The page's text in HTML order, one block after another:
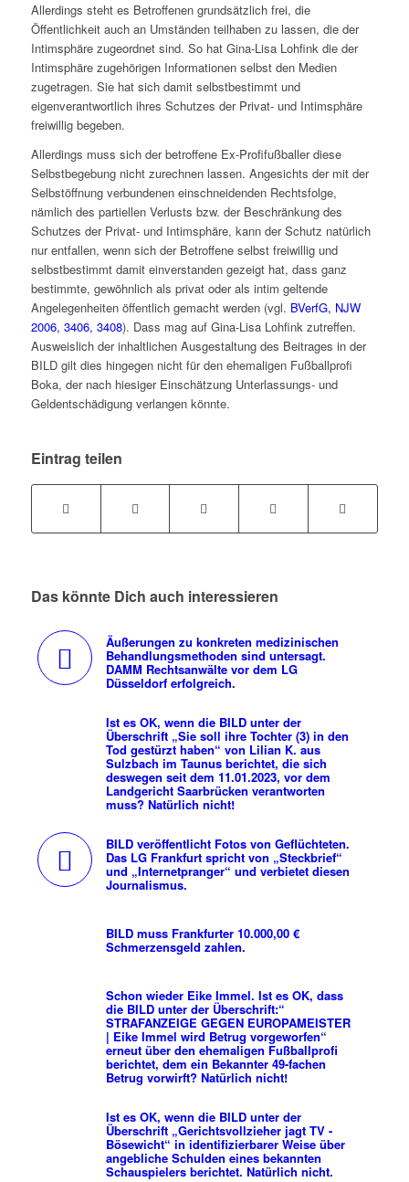
Allerdings steht es Betroffenen grundsätzlich frei, die
Öffentlichkeit auch an Umständen teilhaben zu lassen, die der
Intimsphäre zugeordnet sind. So hat Gina-Lisa Lohfink die der
Intimsphäre zugehörigen Informationen selbst den Medien
zugetragen. Sie hat sich damit selbstbestimmt und
eigenverantwortlich ihres Schutzes der Privat- und Intimsphäre
freiwillig begeben.
Allerdings muss sich der betroffene Ex-Profifußballer diese
Selbstbegebung nicht zurechnen lassen. Angesichts der mit der
Selbstöffnung verbundenen einschneidenden Rechtsfolge,
nämlich des partiellen Verlusts bzw. der Beschränkung des
Schutzes der Privat- und Intimsphäre, kann der Schutz natürlich
nur entfallen, wenn sich der Betroffene selbst freiwillig und
selbstbestimmt damit einverstanden gezeigt hat, dass ganz
bestimmte, gewöhnlich als privat oder als intim geltende
Angelegenheiten öffentlich gemacht werden (vgl. BVerfG, NJW
2006, 3406, 3408). Dass mag auf Gina-Lisa Lohfink zutreffen.
Ausweislich der inhaltlichen Ausgestaltung des Beitrages in der
BILD gilt dies hingegen nicht für den ehemaligen Fußballprofi
Boka, der nach hiesiger Einschätzung Unterlassungs- und
Geldentschädigung verlangen könnte.
Eintrag teilen
Das könnte Dich auch interessieren
Äußerungen zu konkreten medizinischen
Behandlungsmethoden sind untersagt.
DAMM Rechtsanwälte vor dem LG
Düsseldorf erfolgreich.
Ist es OK, wenn die BILD unter der
Überschrift „Sie soll ihre Tochter (3) in den
Tod gestürzt haben“ von Lilian K. aus
Sulzbach im Taunus berichtet, die sich
deswegen seit dem 11.01.2023, vor dem
Landgericht Saarbrücken verantworten
muss? Natürlich nicht!
BILD veröffentlicht Fotos von Geflüchteten.
Das LG Frankfurt spricht von „Steckbrief“
und „Internetpranger“ und verbietet diesen
Journalismus.
BILD muss Frankfurter 10.000,00 €
Schmerzensgeld zahlen.
Schon wieder Eike Immel. Ist es OK, dass
die BILD unter der Überschrift:“
STRAFANZEIGE GEGEN EUROPAMEISTER
| Eike Immel wird Betrug vorgeworfen“
erneut über den ehemaligen Fußballprofi
berichtet, dem ein Bekannter 49-fachen
Betrug vorwirft? Natürlich nicht!
Ist es OK, wenn die BILD unter der
Überschrift „Gerichtsvollzieher jagt TV -
Bösewicht“ in identifizierbarer Weise über
angebliche Schulden eines bekannten
Schauspielers berichtet. Natürlich nicht.